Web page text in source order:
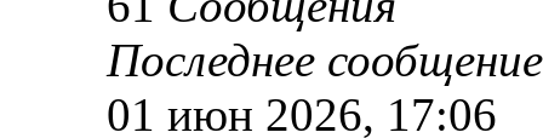
Последнее сообщение
01 июн 2026, 17:06